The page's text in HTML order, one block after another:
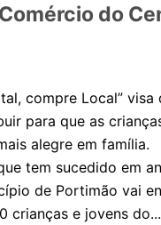
do
compre Local” visa
para que as
alegre em família.
tem sucedido em
de Portimão vai
crianças e jovens do...